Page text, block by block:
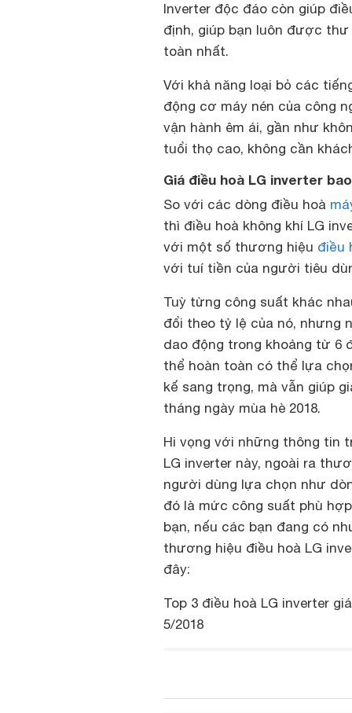
Inverter độc đáo còn giúp
định, giúp bạn luôn được
toàn nhất.
Với khả năng loại bỏ các
động cơ máy nén của công
vận hành êm ái, gần như
tuổi thọ cao, không cần
Giá điều hoà LG inverter
So với các dòng điều hoà
thì điều hoà không khí LG
với một số thương hiệu điều
với tuí tiền của người tiêu
Tuỳ từng công suất khác
đổi theo tỷ lệ của nó, nhưng
dao động trong khoảng từ 6
thể hoàn toàn có thể lựa
kế sang trọng, mà vẫn giúp
tháng ngày mùa hè 2018.
Hi vọng với những thông tin
LG inverter này, ngoài ra
người dùng lựa chọn như
đó là mức công suất phù
bạn, nếu các bạn đang có
thương hiệu điều hoà LG
đây:
Top 3 điều hoà LG inverter
5/2018